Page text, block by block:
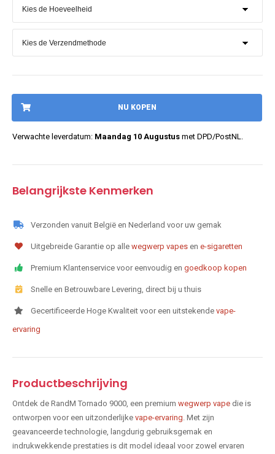
NU KOPEN
Verwachte leverdatum: Maandag 10 Augustus met DPD/PostNL.
Belangrijkste Kenmerken
Verzonden vanuit België en Nederland voor uw gemak
Uitgebreide Garantie op alle wegwerp vapes en e-sigaretten
Premium Klantenservice voor eenvoudig en goedkoop kopen
Snelle en Betrouwbare Levering, direct bij u thuis
Gecertificeerde Hoge Kwaliteit voor een uitstekende vape-
ervaring
Productbeschrijving
Ontdek de RandM Tornado 9000, een premium wegwerp vape die is
ontworpen voor een uitzonderlijke vape-ervaring . Met zijn
geavanceerde technologie, langdurig gebruiksgemak en
indrukwekkende prestaties is dit model ideaal voor zowel ervaren